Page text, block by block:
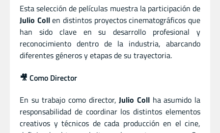
Esta selección de películas muestra la participación de
Julio Collen distintos proyectos cinematográficos que
han sido clave en su desarrollo profesional y
reconocimiento dentro de la industria, abarcando
diferentes géneros y etapas de su trayectoria.
🎥 Como Director
En su trabajo como director,Julio Coll ha asumido la
responsabilidad de coordinar los distintos elementos
creativos y técnicos de cada producción en el cine,